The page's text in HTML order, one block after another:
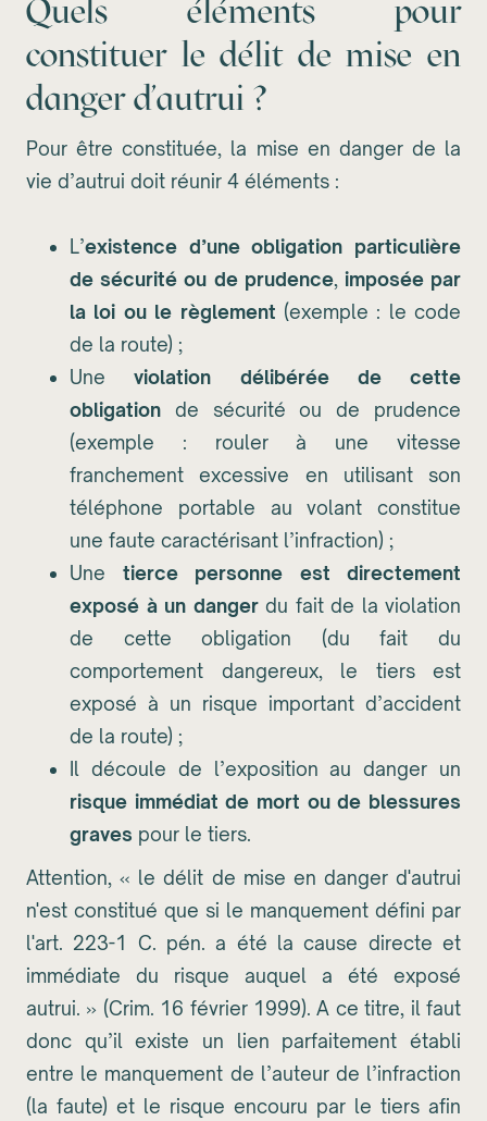
Quels éléments pour
constituer le délit de mise en
danger d'autrui ?
Pour être constituée, la mise en danger de la
vie d’autrui doit réunir 4 éléments :
L’existence d’une obligation particulière
de sécurité ou de prudence, imposée par
la loi ou le règlement (exemple : le code
de la route) ;
Uneviolation délibérée de cette
obligation de sécurité ou de prudence
(exemple : rouler à une vitesse
franchement excessive en utilisant son
téléphone portable au volant constitue
une faute caractérisant l’infraction) ;
Une tierce personne est directement
exposé à un dangerdu fait de la violation
de cette obligation (du fait du
comportement dangereux, le tiers est
exposé à un risque important d’accident
de la route) ;
Il découle de l’exposition au danger un
risque immédiat de mort ou de blessures
graves pour le tiers.
Attention, « le délit de mise en danger d'autrui
n'est constitué que si le manquement défini par
l'art. 223-1 C. pén. a été la cause directe et
immédiate du risque auquel a été exposé
autrui. » (Crim. 16 février 1999). A ce titre, il faut
donc qu’il existe un lien parfaitement établi
entre le manquement de l’auteur de l’infraction
(la faute) et le risque encouru par le tiers afin